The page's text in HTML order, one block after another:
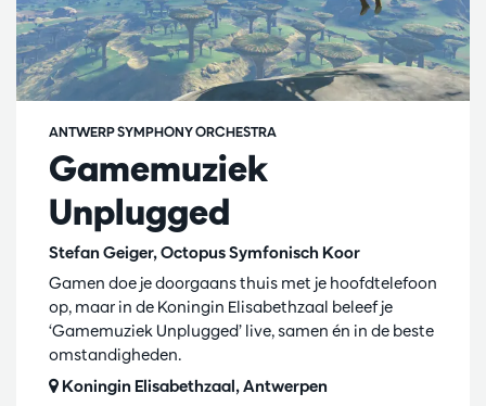
Gamemuziek
Unplugged
Stefan Geiger, Octopus Symfonisch Koor
ANTWERP SYMPHONY ORCHESTRA
Gamen doe je doorgaans thuis met je hoofdtelefoon
op, maar in de Koningin Elisabethzaal beleef je
‘Gamemuziek Unplugged’ live, samen én in de beste
omstandigheden.
Koningin Elisabethzaal, Antwerpen